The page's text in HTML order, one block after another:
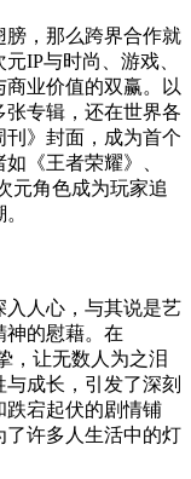
膀，那么跨界合作就
IP与时尚、游戏、
业价值的双赢。以
张专辑，还在世界各
》封面，成为首个
《王者荣耀》、
元角色成为玩家追
入人心，与其说是艺
神的慰藉。在
，让无数人为之泪
成长，引发了深刻
跌宕起伏的剧情铺
了许多人生活中的灯